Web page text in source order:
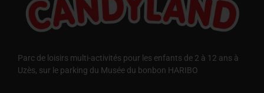
Parc de loisirs multi-activités pour les enfants de 2 à 12 ans à
Uzès, sur le parking du Musée du bonbon HARIBO